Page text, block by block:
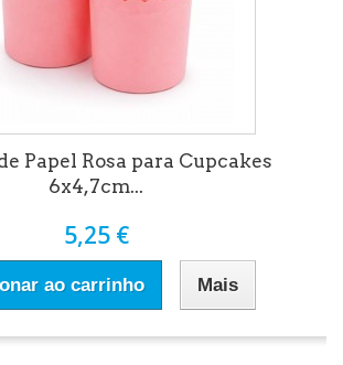
Papel Rosa para Cupcakes
6x4,7cm...
5,25 €
ao carrinho Mais